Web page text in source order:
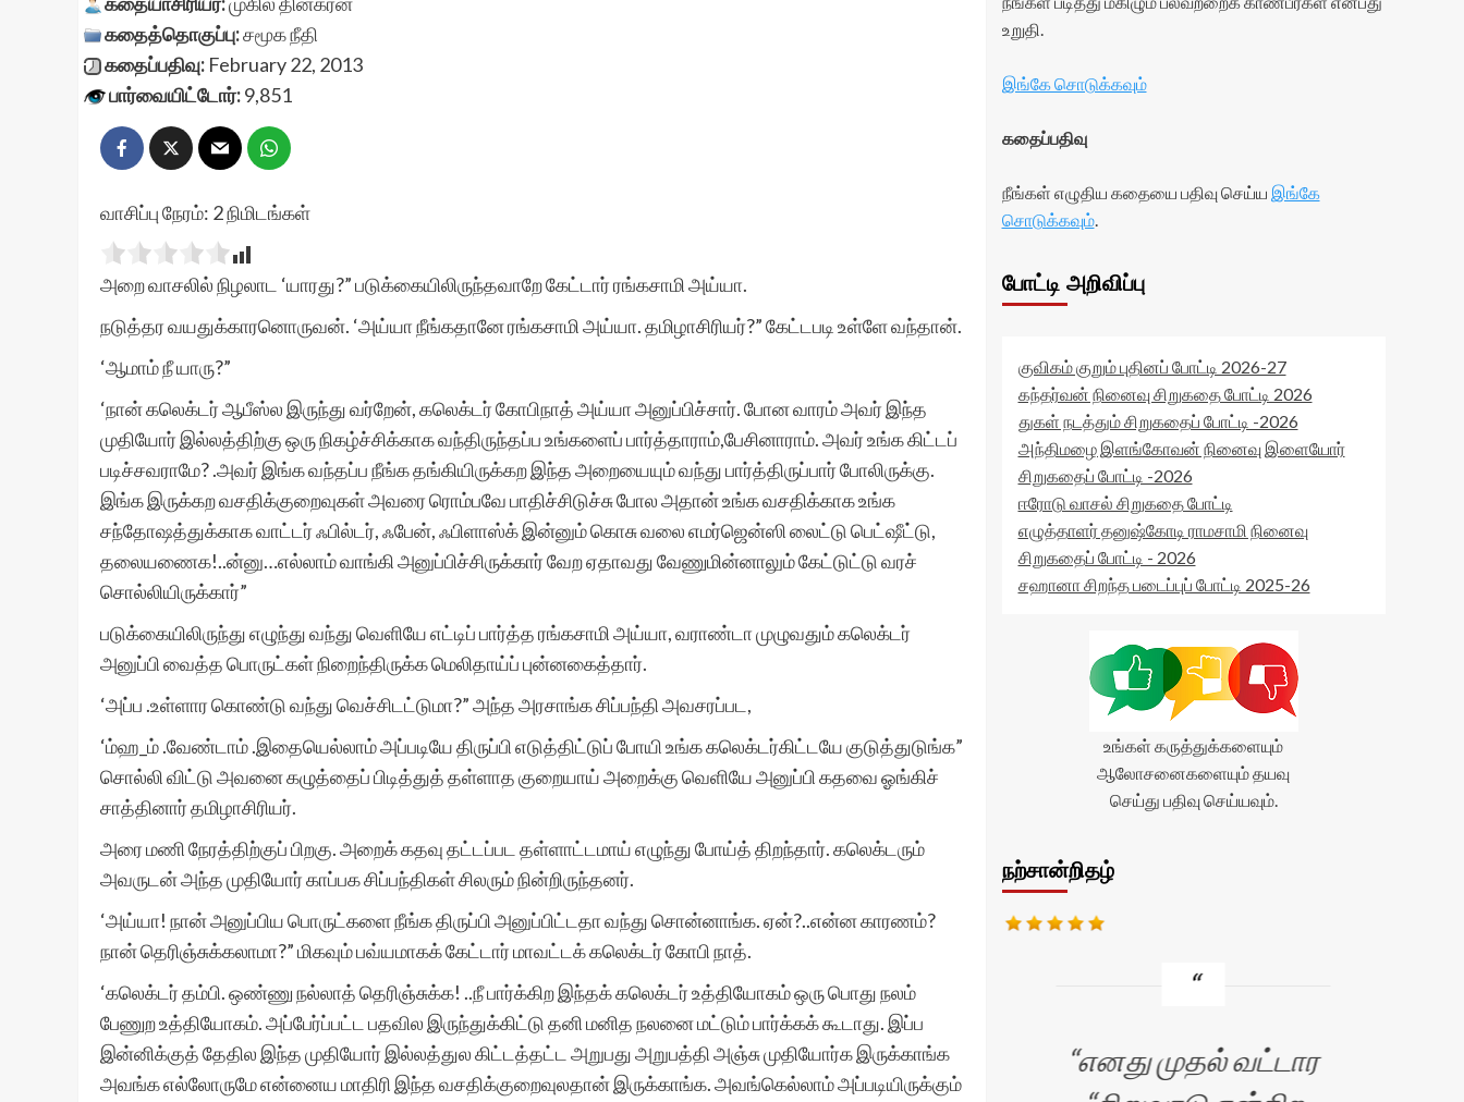
கதைத்தொகுப்பு:சமூக நீதி
கதைப்பதிவு: February 22, 2013
பார்வையிட்டோர்:9,851
வாசிப்பு நேரம்: 2நிமிடங்கள்
அறை வாசலில் நிழலாட ‘யாரது?” படுக்கையிலிருந்தவாறே கேட்டார் ரங்கசாமி அய்யா.
நடுத்தர வயதுக்காரனொருவன். ‘அய்யா நீங்கதானே ரங்கசாமி அய்யா. தமிழாசிரியர்?” கேட்டபடி உள்ளே வந்தான்.
‘ஆமாம் நீ யாரு?”
‘நான் கலெக்டர் ஆபீஸ்ல இருந்து வர்றேன், கலெக்டர் கோபிநாத் அய்யா அனுப்பிச்சார். போன வாரம் அவர் இந்த
முதியோர் இல்லத்திற்கு ஒரு நிகழ்ச்சிக்காக வந்திருந்தப்ப உங்களைப் பார்த்தாராம்,பேசினாராம். அவர் உங்க கிட்டப்
படிச்சவராமே? .அவர் இங்க வந்தப்ப நீங்க தங்கியிருக்கற இந்த அறையையும் வந்து பார்த்திருப்பார் போலிருக்கு.
இங்க இருக்கற வசதிக்குறைவுகள் அவரை ரொம்பவே பாதிச்சிடுச்சு போல அதான் உங்க வசதிக்காக உங்க
சந்தோஷத்துக்காக வாட்டர் ஃபில்டர், ஃபேன், ஃபிளாஸ்க் இன்னும் கொசு வலை எமர்ஜென்ஸி லைட்டு பெட்ஷீட்டு,
தலையணைக!..ன்னு…எல்லாம் வாங்கி அனுப்பிச்சிருக்கார் வேற ஏதாவது வேணுமின்னாலும் கேட்டுட்டு வரச்
சொல்லியிருக்கார்”
படுக்கையிலிருந்து எழுந்து வந்து வெளியே எட்டிப் பார்த்த ரங்கசாமி அய்யா, வராண்டா முழுவதும் கலெக்டர்
அனுப்பி வைத்த பொருட்கள் நிறைந்திருக்க மெலிதாய்ப் புன்னகைத்தார்.
‘அப்ப .உள்ளார கொண்டு வந்து வெச்சிடட்டுமா?” அந்த அரசாங்க சிப்பந்தி அவசரப்பட,
‘ம்ஹ_ம் .வேண்டாம் .இதையெல்லாம் அப்படியே திருப்பி எடுத்திட்டுப் போயி உங்க கலெக்டர்கிட்டயே குடுத்துடுங்க”
சொல்லி விட்டு அவனை கழுத்தைப் பிடித்துத் தள்ளாத குறையாய் அறைக்கு வெளியே அனுப்பி கதவை ஓங்கிச்
சாத்தினார் தமிழாசிரியர்.
அரை மணி நேரத்திற்குப் பிறகு. அறைக் கதவு தட்டப்பட தள்ளாட்டமாய் எழுந்து போய்த் திறந்தார். கலெக்டரும்
அவருடன் அந்த முதியோர் காப்பக சிப்பந்திகள் சிலரும் நின்றிருந்தனர்.
‘அய்யா! நான் அனுப்பிய பொருட்களை நீங்க திருப்பி அனுப்பிட்டதா வந்து சொன்னாங்க. ஏன்?..என்ன காரணம்?
நான் தெரிஞ்சுக்கலாமா?” மிகவும் பவ்யமாகக் கேட்டார் மாவட்டக் கலெக்டர் கோபி நாத்.
‘கலெக்டர் தம்பி. ஒண்ணு நல்லாத் தெரிஞ்சுக்க! ..நீ பார்க்கிற இந்தக் கலெக்டர் உத்தியோகம் ஒரு பொது நலம்
பேணுற உத்தியோகம். அப்பேர்ப்பட்ட பதவில இருந்துக்கிட்டு தனி மனித நலனை மட்டும் பார்க்கக் கூடாது. இப்ப
இன்னிக்குத் தேதில இந்த முதியோர் இல்லத்துல கிட்டத்தட்ட அறுபது அறுபத்தி அஞ்சு முதியோர்க இருக்காங்க
அவங்க எல்லோருமே என்னைய மாதிரி இந்த வசதிக்குறைவுலதான் இருக்காங்க. அவங்கெல்லாம் அப்படியிருக்கும்
உறுதி.
இங்கே சொடுக்கவும்
கதைப்பதிவு
நீங்கள் எழுதிய கதையை பதிவு செய்ய இங்கே
சொடுக்கவும்.
போட்டி அறிவிப்பு
குவிகம் குறும் புதினப் போட்டி 2026-27
கந்தர்வன் நினைவு சிறுகதை போட்டி 2026
துகள் நடத்தும் சிறுகதைப் போட்டி -2026
அந்திமழை இளங்கோவன் நினைவு இளையோர்
சிறுகதைப் போட்டி -2026
ஈரோடு வாசல் சிறுகதை போட்டி
எழுத்தாளர் தனுஷ்கோடி ராமசாமி நினைவு
சிறுகதைப் போட்டி - 2026
சஹானா சிறந்த படைப்புப் போட்டி 2025-26
உங்கள் கருத்துக்களையும்
ஆலோசனைகளையும் தயவு
செய்து பதிவு செய்யவும்.
நற்சான்றிதழ்
சுயமாக ஏற்படும்
எனது முதல் வட்டார